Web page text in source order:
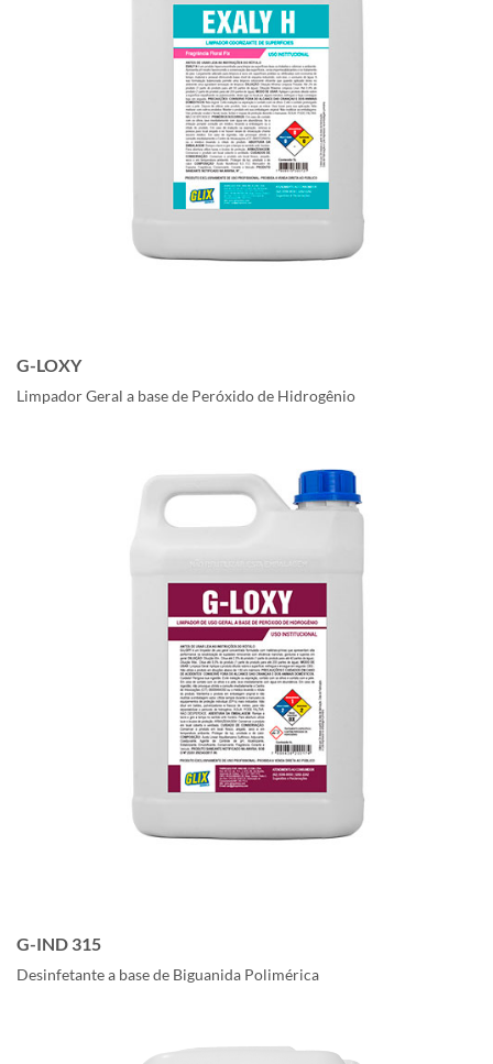
G-LOXY
Limpador Geral a base de Peróxido de Hidrogênio
G-IND 315
Desinfetante a base de Biguanida Polimérica